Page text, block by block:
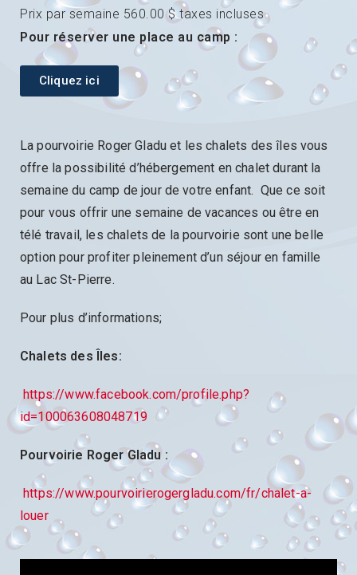
Prix par semaine 560.00 $ taxes incluses
Pour réserver une place au camp :
Cliquez ici
La pourvoirie Roger Gladu et les chalets des îles vous
offre la possibilité d’hébergement en chalet durant la
semaine du camp de jour de votre enfant. Que ce soit
pour vous offrir une semaine de vacances ou être en
télé travail, les chalets de la pourvoirie sont une belle
option pour profiter pleinement d’un séjour en famille
au Lac St-Pierre.
Pour plus d’informations;
Chalets des Îles:
https://www.facebook.com/profile.php?
id=100063608048719
Pourvoirie Roger Gladu :
https://www.pourvoirierogergladu.com/fr/chalet-a-
louer